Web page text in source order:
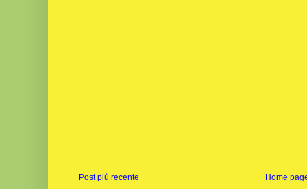
Post più recente Home